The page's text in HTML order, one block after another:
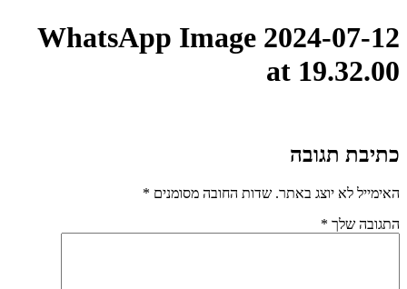
WhatsApp Image 2024-07-12
at 19.32.00
כתיבת תגובה
האימייל לא יוצג באתר. שדות החובה מסומנים *
התגובה שלך *